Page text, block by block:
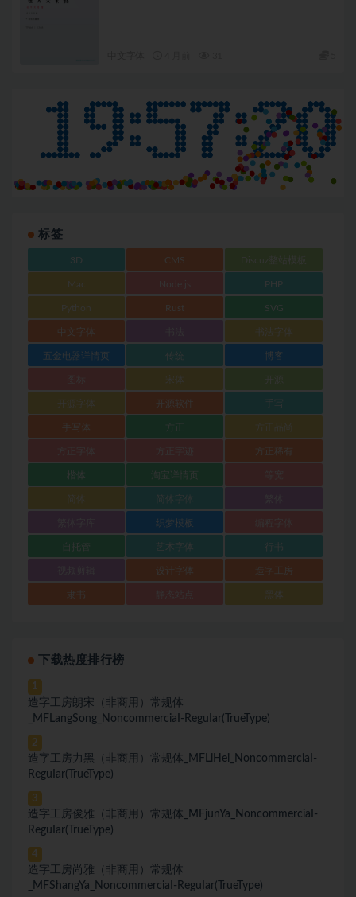
标签
3D CMS
Mac PHP
Python Rust SVG
中文字体 书法字体
五金电器详情页 传统 博客
宋体
开源字体 开源软件 手写
手写体 方正 方正品尚
方正稀有
楷体 淘宝详情页
简体 简体字体
织梦模板
自托管 艺术字体 行书
设计字体 造字工房
隶书 黑体
下载热度排行榜
1
造字工房朗宋（非商用）常规体
_MFLangSong_NoncommerciaI-ReguIar(TrueType)
2
造字工房力黑（非商用）常规体_MFLiHei_NoncommerciaI-
ReguIar(TrueType)
3
造字工房俊雅（非商用）常规体_MFjunYa_NoncommerciaI-
ReguIar(TrueType)
4
造字工房尚雅（非商用）常规体
_MFShangYa_NoncommerciaI-ReguIar(TrueType)